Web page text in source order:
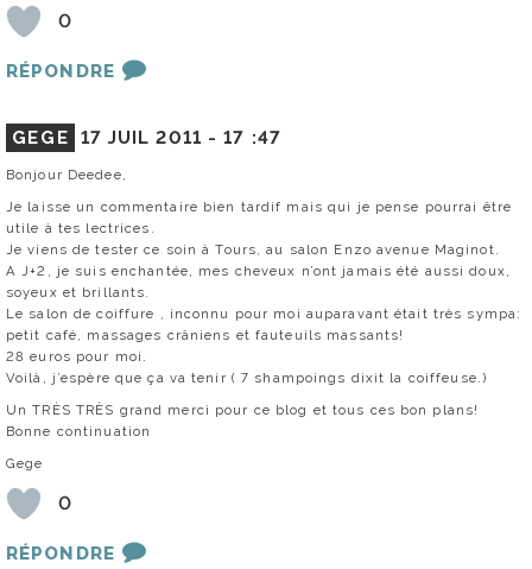
0
RÉPONDRE
GEGE 17 JUIL 2011 -17 :47
Bonjour Deedee,
Je laisse un commentaire bien tardif mais qui je pense pourrai être
utile à tes lectrices.
Je viens de tester ce soin à Tours, au salon Enzo avenue Maginot.
A J+2, je suis enchantée, mes cheveux n’ont jamais été aussi doux,
soyeux et brillants.
Le salon de coiffure , inconnu pour moi auparavant était très sympa:
petit café, massages crâniens et fauteuils massants!
28 euros pour moi.
Voilà, j’espère que ça va tenir ( 7 shampoings dixit la coiffeuse.)
Un TRÈS TRÈS grand merci pour ce blog et tous ces bon plans!
Bonne continuation
Gege
0
RÉPONDRE